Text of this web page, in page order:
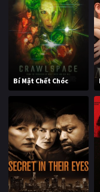
Bí Mật Chết Chóc